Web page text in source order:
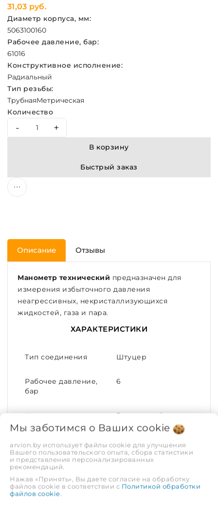
31,03 руб.
Диаметр корпуса, мм:
5063100160
Рабочее давление, бар:
61016
Конструктивное исполнение:
Радиальный
Тип резьбы:
ТрубнаяМетрическая
Количество
- +
В корзину
Быстрый заказ
Описание Отзывы
Манометр технический предназначен для
измерения избыточного давления
неагрессивных, некристаллизующихся
жидкостей, газа и пара.
ХАРАКТЕРИСТИКИ
Тип соединения Штуцер
Рабочее давление,
бар
6
Конструктивное
исполнение
Радиальный
Диапазон рабочих
температур,°С
от -50 до +50
Максимальная
температура
50
Мы заботимся о Ваших cookie
arvion.by использует файлы cookie для улучшения
Вашего пользовательского опыта, сбора статистики
и представления персонализированных
рекомендаций.
Нажав «Принять», Вы даете согласие на обработку
файлов cookie в соответствии с Политикой обработки
файлов cookie.